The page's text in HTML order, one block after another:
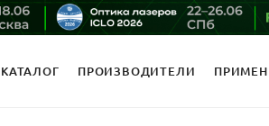
КАТАЛОГ ПРОИЗВОДИТЕЛИ